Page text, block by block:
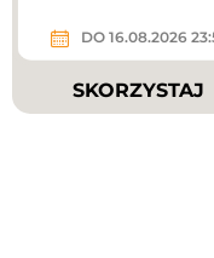
DO 16.08.2026
SKORZYSTAJ